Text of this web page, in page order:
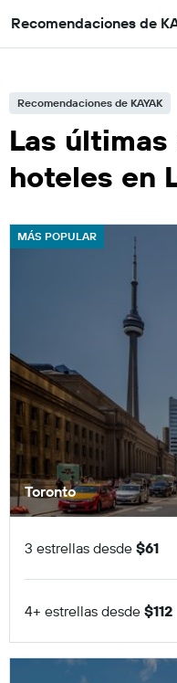
Recomendaciones de
Recomendaciones de KAYAK
Las
hoteles en
MÁS POPULAR
Toronto
3 estrellas desde $61
4+ estrellas desde $112